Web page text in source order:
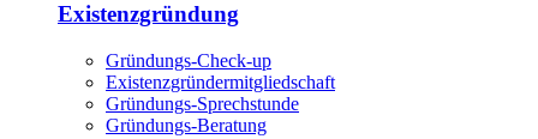
Existenzgründung
Gründungs-Check-up
Existenzgründermitgliedschaft
Gründungs-Sprechstunde
Gründungs-Beratung